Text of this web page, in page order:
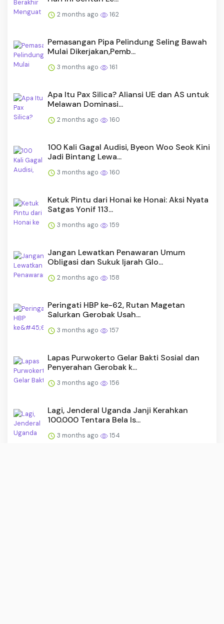
2 months ago 162
Pemasangan Pipa Pelindung Seling Bawah
Mulai Dikerjakan,Pemb...
3 months ago 161
Apa Itu Pax Silica? Aliansi UE dan AS untuk
Melawan Dominasi...
2 months ago 160
100 Kali Gagal Audisi, Byeon Woo Seok Kini
Jadi Bintang Lewa...
3 months ago 160
Ketuk Pintu dari Honai ke Honai: Aksi Nyata
Satgas Yonif 113...
3 months ago 159
Jangan Lewatkan Penawaran Umum
Obligasi dan Sukuk Ijarah Glo...
2 months ago 158
Peringati HBP ke-62, Rutan Magetan
Salurkan Gerobak Usah...
3 months ago 157
Lapas Purwokerto Gelar Bakti Sosial dan
Penyerahan Gerobak k...
3 months ago 156
Lagi, Jenderal Uganda Janji Kerahkan
100.000 Tentara Bela Is...
3 months ago 154